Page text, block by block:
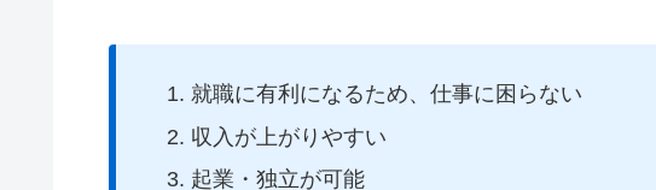
就職に有利になるため、仕事に困らない
収入が上がりやすい
起業・独立が可能